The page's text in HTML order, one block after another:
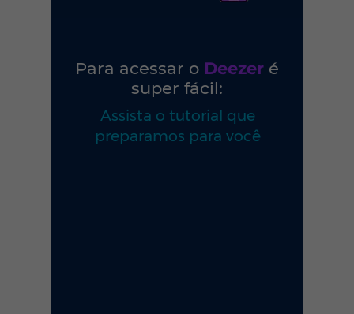
Para acessar o Deezer é
super fácil:
Assista o tutorial que
preparamos para você